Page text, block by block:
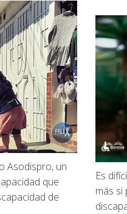
Asodispro, un
que
de
Es
más si